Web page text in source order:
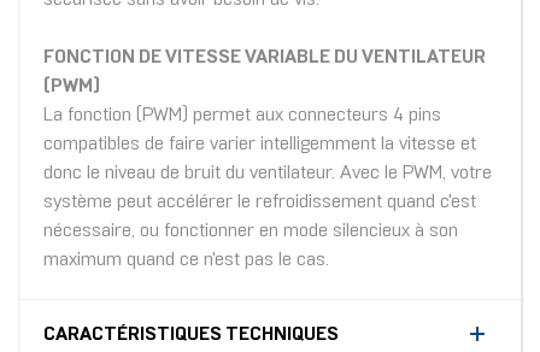
FONCTION DE VITESSE VARIABLE DU VENTILATEUR
(PWM)
La fonction (PWM) permet aux connecteurs 4 pins
compatibles de faire varier intelligemment la vitesse et
donc le niveau de bruit du ventilateur. Avec le PWM, votre
système peut accélérer le refroidissement quand c'est
nécessaire, ou fonctionner en mode silencieux à son
maximum quand ce n'est pas le cas.
CARACTÉRISTIQUES TECHNIQUES